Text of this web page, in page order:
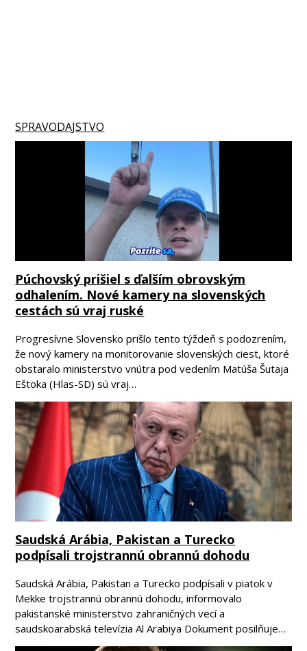
SPRAVODAJSTVO
Púchovský prišiel s ďalším obrovským
odhalením. Nové kamery na slovenských
cestách sú vraj ruské
Progresívne Slovensko prišlo tento týždeň s podozrením,
že nový kamery na monitorovanie slovenských ciest, ktoré
obstaralo ministerstvo vnútra pod vedením Matúša Šutaja
Eštoka (Hlas-SD) sú vraj…
Saudská Arábia, Pakistan a Turecko
podpísali trojstrannú obrannú dohodu
Saudská Arábia, Pakistan a Turecko podpísali v piatok v
Mekke trojstrannú obrannú dohodu, informovalo
pakistanské ministerstvo zahraničných vecí a
saudskoarabská televízia Al Arabiya Dokument posilňuje…